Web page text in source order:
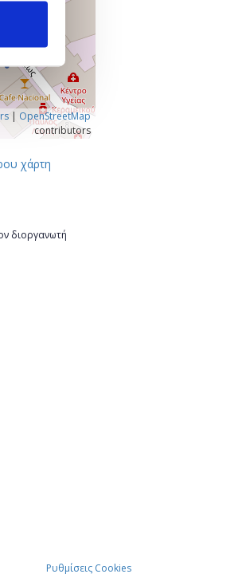
| OpenStreetMap
contributors
χάρτη
διοργανωτή
Ρυθμίσεις Cookies